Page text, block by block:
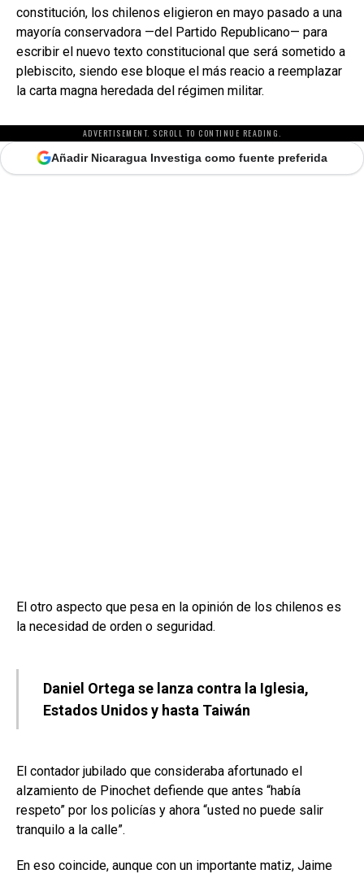
constitución, los chilenos eligieron en mayo pasado a una
mayoría conservadora —del Partido Republicano— para
escribir el nuevo texto constitucional que será sometido a
plebiscito, siendo ese bloque el más reacio a reemplazar
la carta magna heredada del régimen militar.
ADVERTISEMENT. SCROLL TO CONTINUE READING.
Añadir Nicaragua Investiga como fuente preferida
El otro aspecto que pesa en la opinión de los chilenos es
la necesidad de orden o seguridad.
Daniel Ortega se lanza contra la Iglesia,
Estados Unidos y hasta Taiwán
El contador jubilado que consideraba afortunado el
alzamiento de Pinochet defiende que antes “había
respeto” por los policías y ahora “usted no puede salir
tranquilo a la calle”.
En eso coincide, aunque con un importante matiz, Jaime